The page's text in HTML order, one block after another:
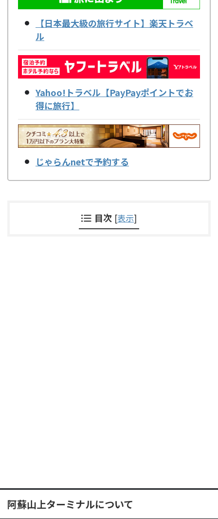
【日本最大級の旅行サイト】楽天トラベ
ル
Yahoo!トラベル【PayPayポイントでお
得に旅行】
じゃらんnetで予約する
目次 [表示]
阿蘇山上ターミナルについて